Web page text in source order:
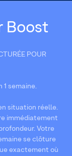
Boost
POUR
1 semaine.
situation réelle.
immédiatement
Votre
se clôture
exactement où